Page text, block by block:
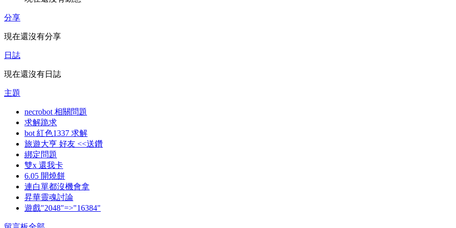
分享
現在還沒有分享
日誌
現在還沒有日誌
主題
necrobot 相關問題
求解跪求
bot 紅色1337 求解
旅遊大亨 好友 <<送鑽
綁定問題
雙x 還我卡
6.05 開燒餅
連白單都沒機會拿
昇華靈魂討論
遊戲"2048"=>"16384"